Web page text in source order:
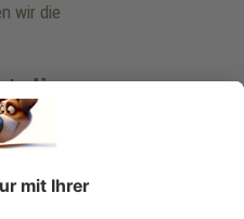
wir die
die
aus. Dieses
die Artikel